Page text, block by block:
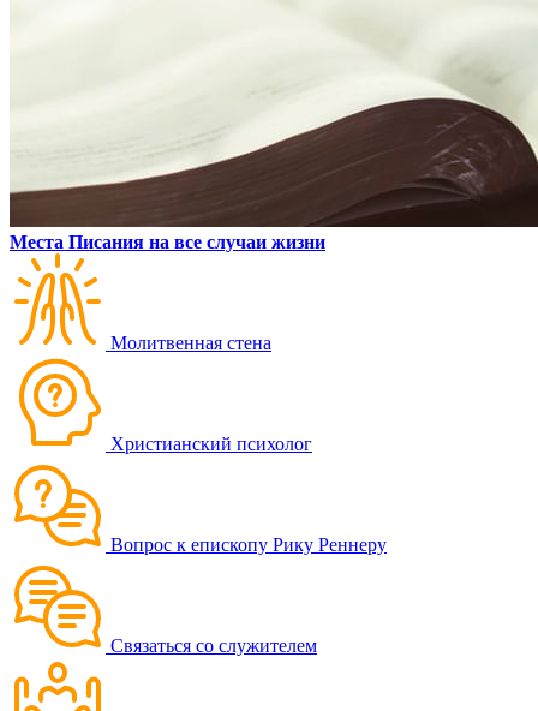
Места Писания на все случаи жизни
Молитвенная стена
Христианский психолог
Вопрос к епископу Рику Реннеру
Связаться со служителем